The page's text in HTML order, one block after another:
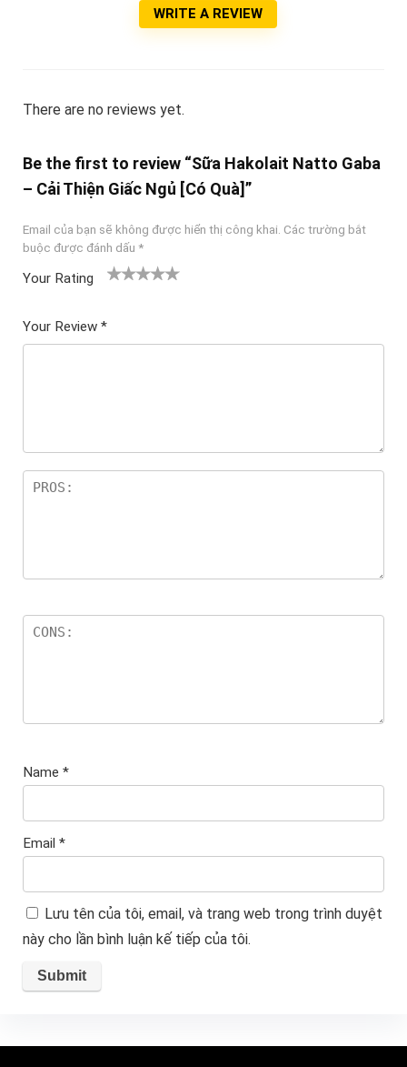
WRITE A REVIEW
There are no reviews yet.
Be the first to review “Sữa Hakolait Natto Gaba
– Cải Thiện Giấc Ngủ [Có Quà]”
Email của bạn sẽ không được hiển thị công khai. Các trường bắt
buộc được đánh dấu *
Your Rating
ê
5
Your Review *
Name *
Email *
Lưu tên của tôi, email, và trang web trong trình duyệt
này cho lần bình luận kế tiếp của tôi.